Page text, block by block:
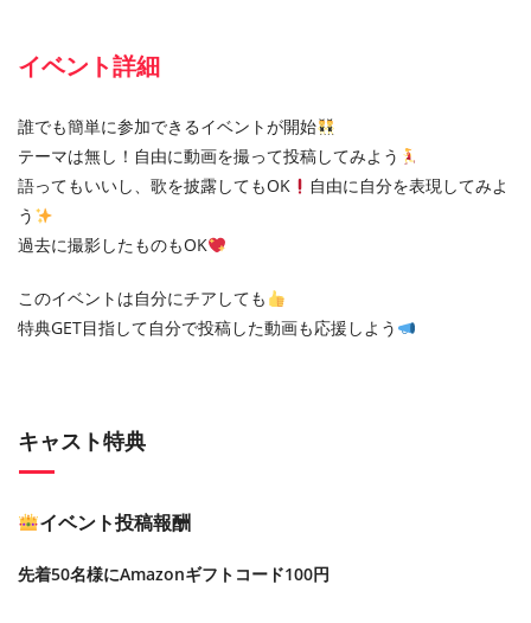
イベント詳細
誰でも簡単に参加できるイベントが開始
テーマは無し！自由に動画を撮って投稿してみよう
語ってもいいし、歌を披露してもOK
自由に自分を表現してみよ
う
過去に撮影したものもOK
このイベントは自分にチアしても
特典GET目指して自分で投稿した動画も応援しよう
キャスト特典
イベント投稿報酬
先着50名様にAmazonギフトコード100円